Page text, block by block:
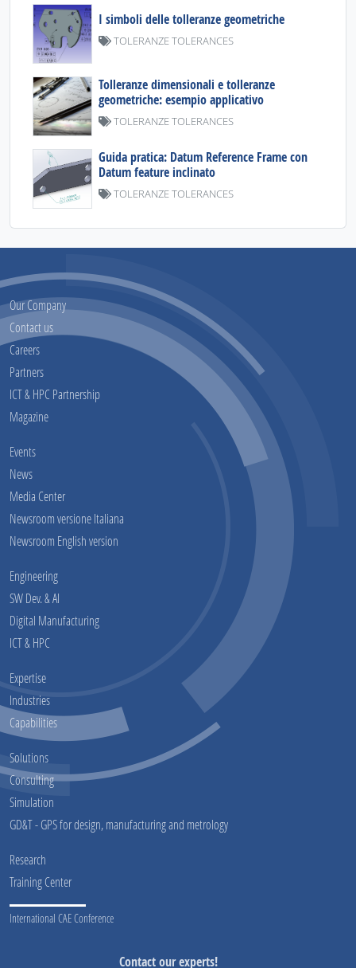
I simboli delle tolleranze geometriche
TOLERANZE TOLERANCES
Tolleranze dimensionali e tolleranze
geometriche: esempio applicativo
TOLERANZE TOLERANCES
Guida pratica: Datum Reference Frame con
Datum feature inclinato
TOLERANZE TOLERANCES
Our Company
Contact us
Careers
Partners
ICT & HPC Partnership
Magazine
Events
News
Media Center
Newsroom versione Italiana
Newsroom English version
Engineering
SW Dev. & AI
Digital Manufacturing
ICT & HPC
Expertise
Industries
Capabilities
Solutions
Consulting
Simulation
GD&T - GPS for design, manufacturing and metrology
Research
Training Center
International CAE Conference
Contact our experts!